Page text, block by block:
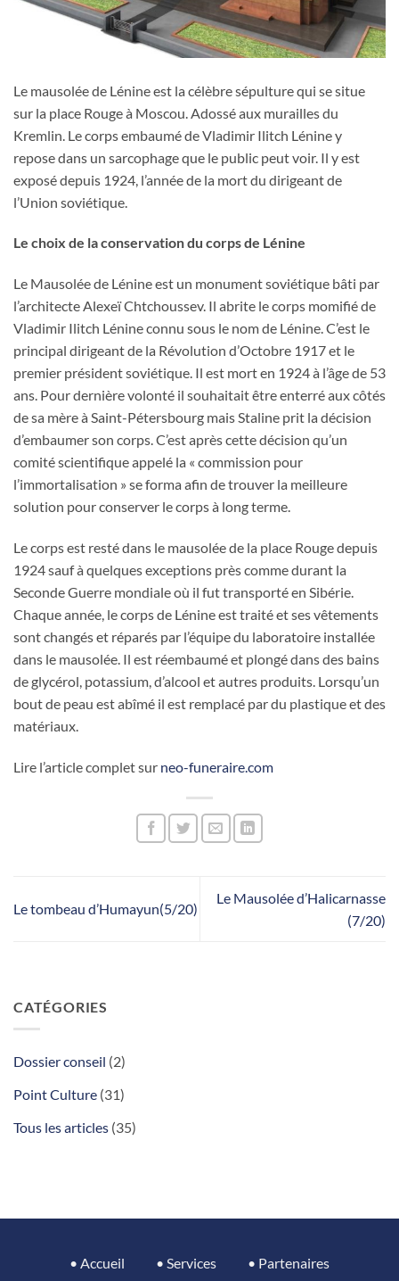
Le mausolée de Lénine est la célèbre sépulture qui se situe
sur la place Rouge à Moscou. Adossé aux murailles du
Kremlin. Le corps embaumé de Vladimir Ilitch Lénine y
repose dans un sarcophage que le public peut voir. Il y est
exposé depuis 1924, l’année de la mort du dirigeant de
l’Union soviétique.
Le choix de la conservation du corps de Lénine
Le Mausolée de Lénine est un monument soviétique bâti par
l’architecte Alexeï Chtchoussev. Il abrite le corps momifié de
Vladimir Ilitch Lénine connu sous le nom de Lénine. C’est le
principal dirigeant de la Révolution d’Octobre 1917 et le
premier président soviétique. Il est mort en 1924 à l’âge de 53
ans. Pour dernière volonté il souhaitait être enterré aux côtés
de sa mère à Saint-Pétersbourg mais Staline prit la décision
d’embaumer son corps. C’est après cette décision qu’un
comité scientifique appelé la « commission pour
l’immortalisation » se forma afin de trouver la meilleure
solution pour conserver le corps à long terme.
Le corps est resté dans le mausolée de la place Rouge depuis
1924 sauf à quelques exceptions près comme durant la
Seconde Guerre mondiale où il fut transporté en Sibérie.
Chaque année, le corps de Lénine est traité et ses vêtements
sont changés et réparés par l’équipe du laboratoire installée
dans le mausolée. Il est réembaumé et plongé dans des bains
de glycérol, potassium, d’alcool et autres produits. Lorsqu’un
bout de peau est abîmé il est remplacé par du plastique et des
matériaux.
Lire l’article complet sur neo-funeraire.com
Le tombeau d’Humayun(5/20)
Le Mausolée d’Halicarnasse
(7/20)
CATÉGORIES
Dossier conseil (2)
Point Culture (31)
Tous les articles (35)
• Accueil • Services
• Partenaires